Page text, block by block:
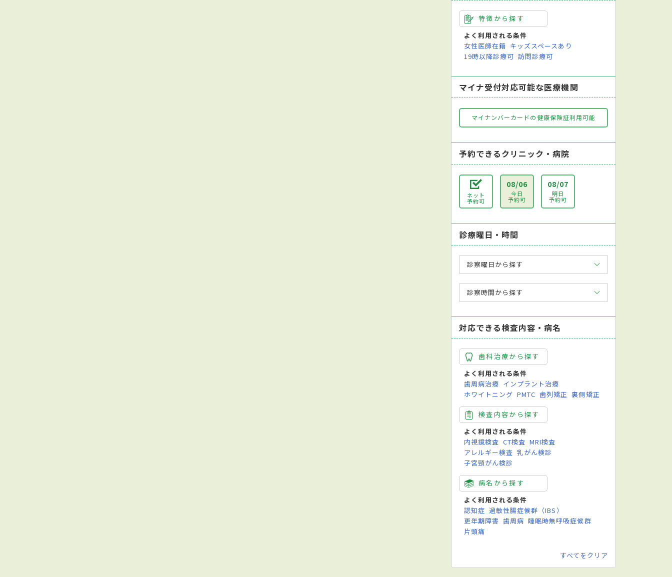
特徴から探す
よく利用される条件
女性医師在籍 キッズスペースあり
19時以降診療可 訪問診療可
マイナ受付対応可能な医療機関
マイナンバーカードの健康保険証利用可能
予約できるクリニック・病院
ネット
予約可
08/06
今日
予約可
08/07
明日
予約可
診療曜日・時間
診察曜日から探す
診察時間から探す
対応できる検査内容・病名
歯科治療から探す
よく利用される条件
歯周病治療 インプラント治療
ホワイトニング PMTC 歯列矯正 裏側矯正
検査内容から探す
よく利用される条件
内視鏡検査 CT検査 MRI検査
アレルギー検査 乳がん検診
子宮頸がん検診
病名から探す
よく利用される条件
認知症 過敏性腸症候群（IBS）
更年期障害 歯周病 睡眠時無呼吸症候群
片頭痛
すべてをクリア